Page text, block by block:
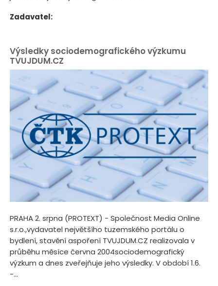
Zadavatel:
Výsledky sociodemografického výzkumu
TVUJDUM.CZ
PRAHA 2. srpna (PROTEXT) - Společnost Media Online
s.r.o.,vydavatel největšího tuzemského portálu o
bydlení, stavění aspoření TVUJDUM.CZ realizovala v
průběhu měsíce června 2004sociodemografický
výzkum a dnes zveřejňuje jeho výsledky. V období 1.6.
-...